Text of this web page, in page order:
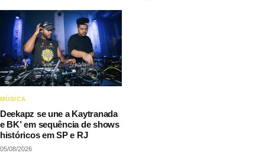
MÚSICA
Deekapz se une a Kaytranada
e BK’ em sequência de shows
históricos em SP e RJ
05/08/2026